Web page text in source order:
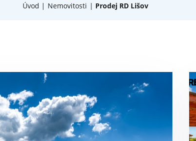
Úvod Nemovitosti Prodej RD Lišov